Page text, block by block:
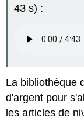
43 s) :
La bibliothèque
d'argent pour
les articles de